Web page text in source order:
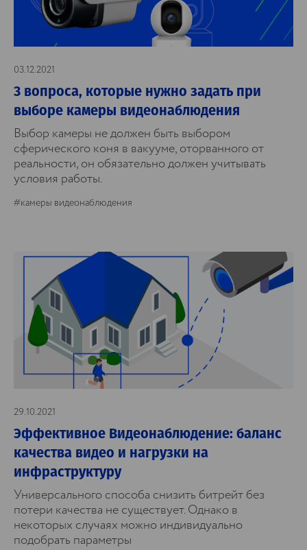
03.12.2021
3 вопроса, которые нужно задать при
выборе камеры видеонаблюдения
Выбор камеры не должен быть выбором
сферического коня в вакууме, оторванного от
реальности, он обязательно должен учитывать
условия работы.
#камеры видеонаблюдения
29.10.2021
Эффективное Видеонаблюдение: баланс
качества видео и нагрузки на
инфраструктуру
Универсального способа снизить битрейт без
потери качества не существует. Однако в
некоторых случаях можно индивидуально
подобрать параметры